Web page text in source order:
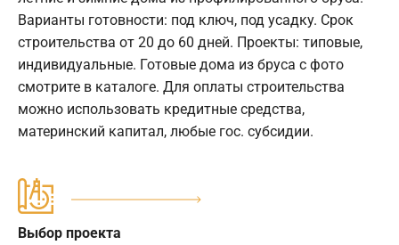
Варианты готовности: под ключ, под усадку. Срок
строительства от 20 до 60 дней. Проекты: типовые,
индивидуальные. Готовые дома из бруса с фото
смотрите в каталоге. Для оплаты строительства
можно использовать кредитные средства,
материнский капитал, любые гос. субсидии.
Выбор проекта